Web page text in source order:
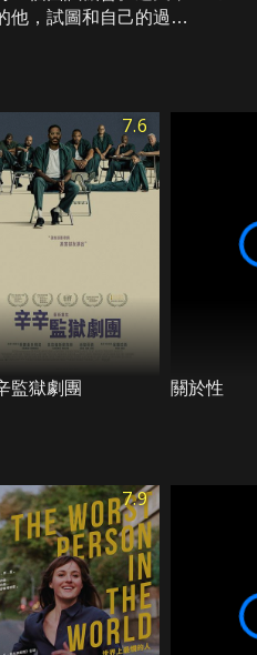
他，試圖和自己的過去
些綑綁著他的夢魘，
間，他將如何迎向下一
7.6
監獄劇團 關於性
7.9